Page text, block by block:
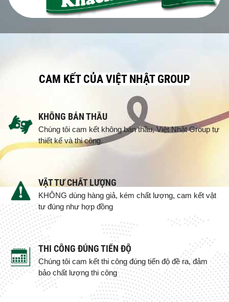
CAM KẾT CỦA VIỆT NHẬT GROUP
KHÔNG BÁN THẦU
Chúng tôi cam kết không bán thầu, Việt Nhật Group tự
thiết kế và thi công.
VẬT TƯ CHẤT LƯỢNG
KHÔNG dùng hàng giả, kém chất lượng, cam kết vật
tư đúng như hợp đồng
THI CÔNG ĐÚNG TIẾN ĐỘ
Chúng tôi cam kết thi công đúng tiến độ đề ra, đảm
bảo chất lượng thi công